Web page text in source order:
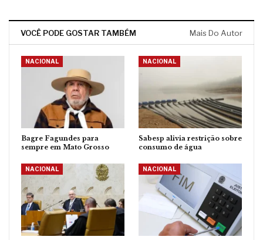
VOCÊ PODE GOSTAR TAMBÉM Mais Do Autor
NACIONAL
Bagre Fagundes para
sempre em Mato Grosso
NACIONAL
Sabesp alivia restrição sobre
consumo de água
NACIONAL NACIONAL